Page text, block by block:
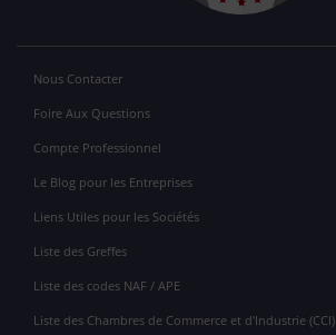
Nous Contacter
Foire Aux Questions
Compte Professionnel
Le Blog pour les Entreprises
Liens Utiles pour les Sociétés
Liste des Greffes
Liste des codes NAF / APE
Liste des Chambres de Commerce et d'Industrie (CCI)